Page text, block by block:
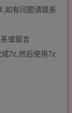
如有问题请联系
或留言
7z,然后使用7z